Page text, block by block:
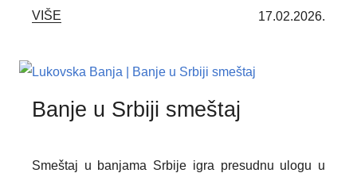
omogućava da pobegnete od stresa svakodnevnog
prirodnom lepotama, Lukovska Banja je pravi izbor.
Sa svojim termalnim bazenima i vrhunskim
wellness uslugama, ova banja pruža jedinstveno
VIŠE 17.02.2026.
Banje u Srbiji smeštaj
Smeštaj u banjama Srbije igra presudnu ulogu u